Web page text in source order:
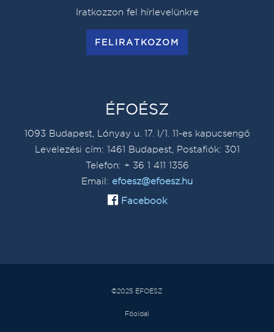
Iratkozzon fel hírlevelünkre
FELIRATKOZOM
ÉFOÉSZ
1093 Budapest, Lónyay u. 17. I/1. 11-es kapucsengő
Levelezési cím: 1461 Budapest, Postafiók: 301
Telefon: + 36 1 411 1356
Email: efoesz@efoesz.hu
Facebook
©2025 ÉFOÉSZ
Főoldal